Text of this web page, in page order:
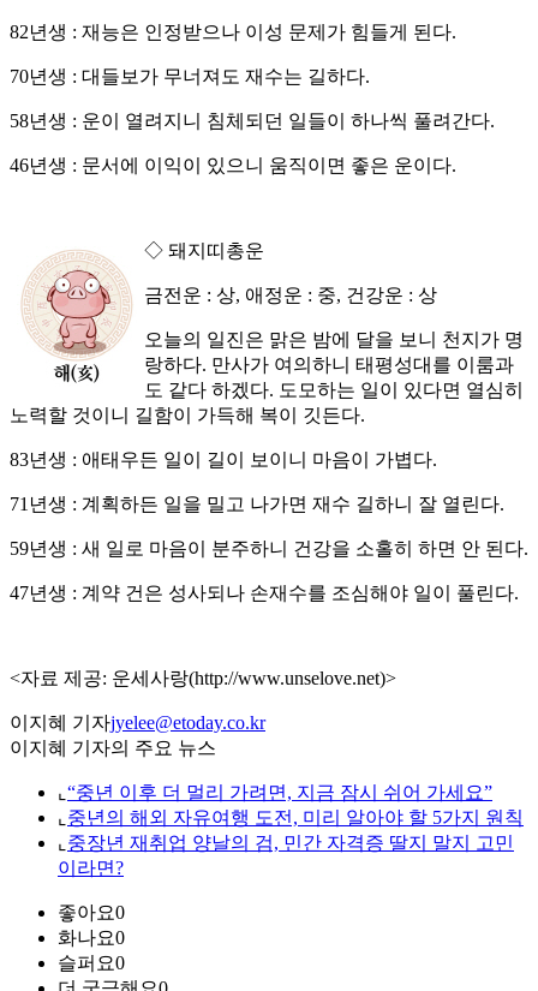
82년생 : 재능은 인정받으나 이성 문제가 힘들게 된다.
70년생 : 대들보가 무너져도 재수는 길하다.
58년생 : 운이 열려지니 침체되던 일들이 하나씩 풀려간다.
46년생 : 문서에 이익이 있으니 움직이면 좋은 운이다.
◇ 돼지띠총운
금전운 : 상, 애정운 : 중, 건강운 : 상
오늘의 일진은 맑은 밤에 달을 보니 천지가 명
랑하다. 만사가 여의하니 태평성대를 이룸과
도 같다 하겠다. 도모하는 일이 있다면 열심히
노력할 것이니 길함이 가득해 복이 깃든다.
83년생 : 애태우든 일이 길이 보이니 마음이 가볍다.
71년생 : 계획하든 일을 밀고 나가면 재수 길하니 잘 열린다.
59년생 : 새 일로 마음이 분주하니 건강을 소홀히 하면 안 된다.
47년생 : 계약 건은 성사되나 손재수를 조심해야 일이 풀린다.
<자료 제공: 운세사랑(http://www.unselove.net)>
이지혜 기자jyelee@etoday.co.kr
이지혜 기자의 주요 뉴스
⌞ “중년 이후 더 멀리 가려면, 지금 잠시 쉬어 가세요”
⌞ 중년의 해외 자유여행 도전, 미리 알아야 할 5가지 원칙
⌞ 중장년 재취업 양날의 검, 민간 자격증 딸지 말지 고민
이라면?
좋아요0
화나요0
슬퍼요0